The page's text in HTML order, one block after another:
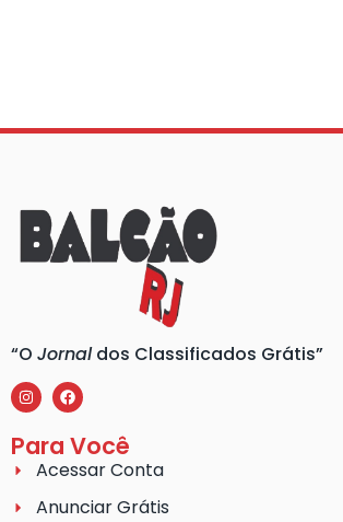
“O Jornaldos Classificados Grátis”
Para Você
Acessar Conta
Anunciar Grátis